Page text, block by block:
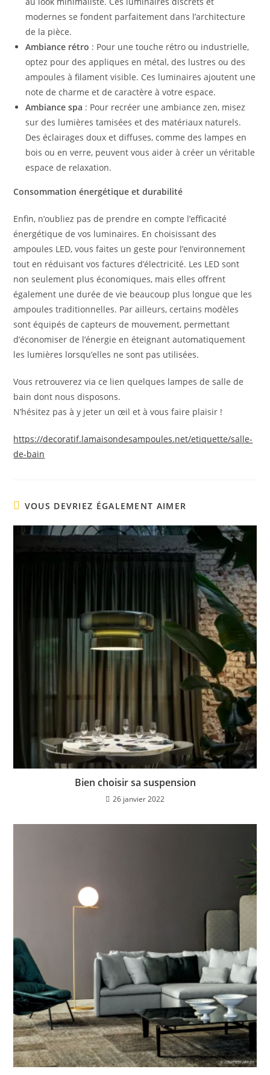
modernes se fondent parfaitement dans l’architecture
de la pièce.
Ambiance rétro : Pour une touche rétro ou industrielle,
optez pour des appliques en métal, des lustres ou des
ampoules à filament visible. Ces luminaires ajoutent une
note de charme et de caractère à votre espace.
Ambiance spa : Pour recréer une ambiance zen, misez
sur des lumières tamisées et des matériaux naturels.
Des éclairages doux et diffuses, comme des lampes en
bois ou en verre, peuvent vous aider à créer un véritable
espace de relaxation.
Consommation énergétique et durabilité
Enfin, n’oubliez pas de prendre en compte l’efficacité
énergétique de vos luminaires. En choisissant des
ampoules LED, vous faites un geste pour l’environnement
tout en réduisant vos factures d’électricité. Les LED sont
non seulement plus économiques, mais elles offrent
également une durée de vie beaucoup plus longue que les
ampoules traditionnelles. Par ailleurs, certains modèles
sont équipés de capteurs de mouvement, permettant
d’économiser de l’énergie en éteignant automatiquement
les lumières lorsqu’elles ne sont pas utilisées.
Vous retrouverez via ce lien quelques lampes de salle de
bain dont nous disposons.
N’hésitez pas à y jeter un œil et à vous faire plaisir !
https://decoratif.lamaisondesampoules.net/etiquette/salle-
de-bain
VOUS DEVRIEZ ÉGALEMENT AIMER
Bien choisir sa suspension
26 janvier 2022